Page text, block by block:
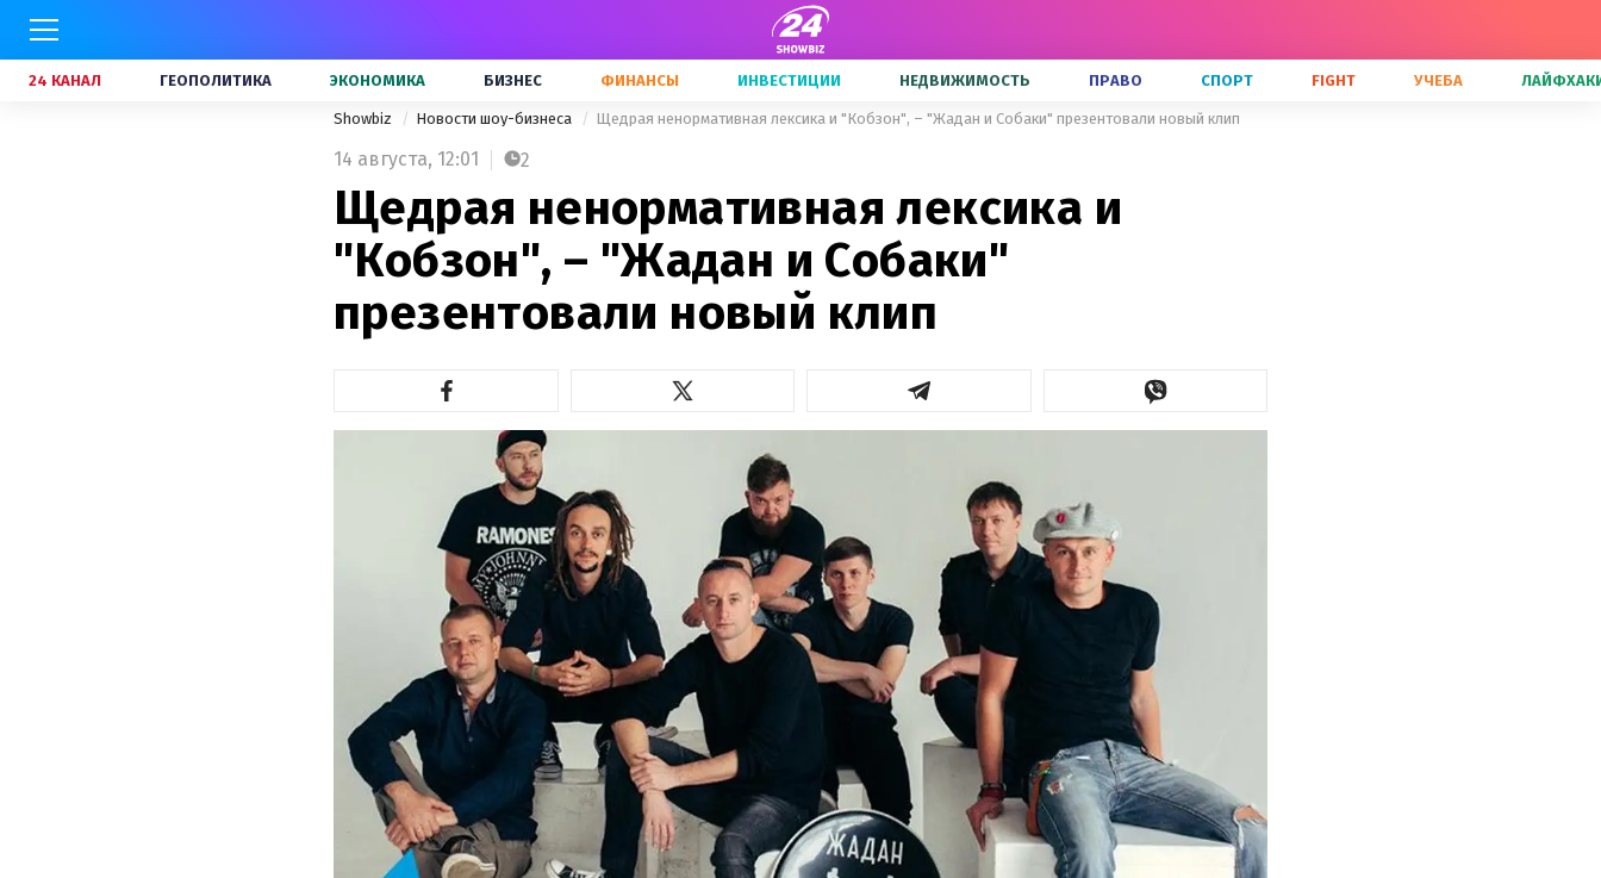
24 КАНАЛ ГЕОПОЛИТИКА ЭКОНОМИКА БИЗНЕС ФИНАНСЫ ИНВЕСТИЦИИ НЕДВИЖИМОСТЬ ПРАВО СПОРТ FIGHT УЧЕБА
Showbiz Новости шоу-бизнеса Щедрая ненормативная лексика и "Кобзон", – "Жадан и Собаки" презентовали новый клип
14 августа, 12:01 2
Щедрая ненормативная лексика и
"Кобзон", – "Жадан и Собаки"
презентовали новый клип